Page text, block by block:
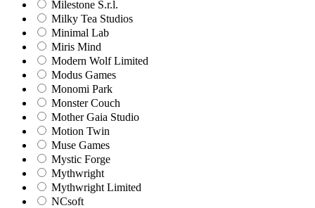
Milestone S.r.l.
Milky Tea Studios
Minimal Lab
Miris Mind
Modern Wolf Limited
Modus Games
Monomi Park
Monster Couch
Mother Gaia Studio
Motion Twin
Muse Games
Mystic Forge
Mythwright
Mythwright Limited
NCsoft